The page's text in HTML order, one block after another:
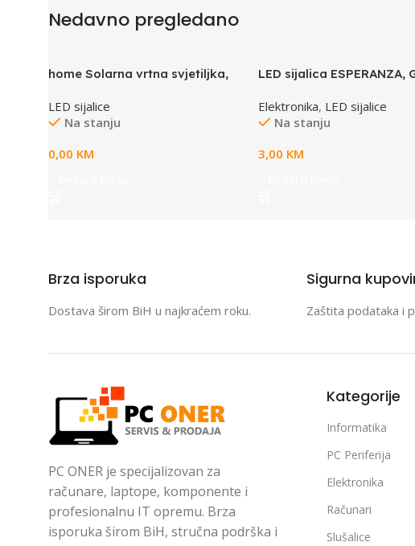
Nedavno pregledano
home Solarna vrtna svjetiljka,
LED sijalice
Na stanju
0,00 KM
LED sijalica ESPERANZA,
Elektronika, LED sijalice
Na stanju
3,00 KM
Brza isporuka
Dostava širom BiH u najkraćem roku.
Sigurna
Zaštita podataka i
PC ONER je specijalizovan za
računare, laptope, komponente i
profesionalnu IT opremu. Brza
isporuka širom BiH, stručna podrška i
Kategorije
Informatika
PC Periferija
Elektronika
Računari
Slušalice